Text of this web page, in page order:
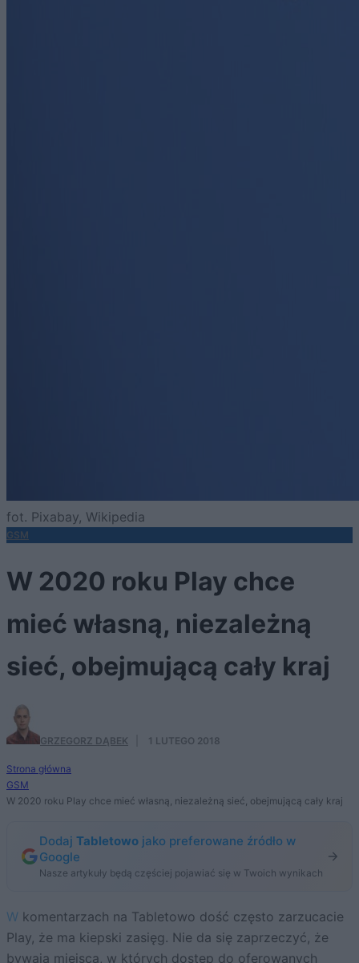
fot. Pixabay, Wikipedia
GSM
W 2020 roku Play chce
mieć własną, niezależną
sieć, obejmującą cały kraj
GRZEGORZ DĄBEK 1 LUTEGO 2018
Strona główna
GSM
W 2020 roku Play chce mieć własną, niezależną sieć, obejmującą cały kraj
Dodaj Tabletowo jako preferowane źródło w
Google
Nasze artykuły będą częściej pojawiać się w Twoich wynikach
W komentarzach na Tabletowo dość często zarzucacie
Play, że ma kiepski zasięg. Nie da się zaprzeczyć, że
bywają miejsca, w których dostęp do oferowanych